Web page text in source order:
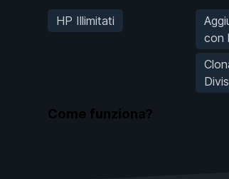
HP Illimitati
con
Come funziona?